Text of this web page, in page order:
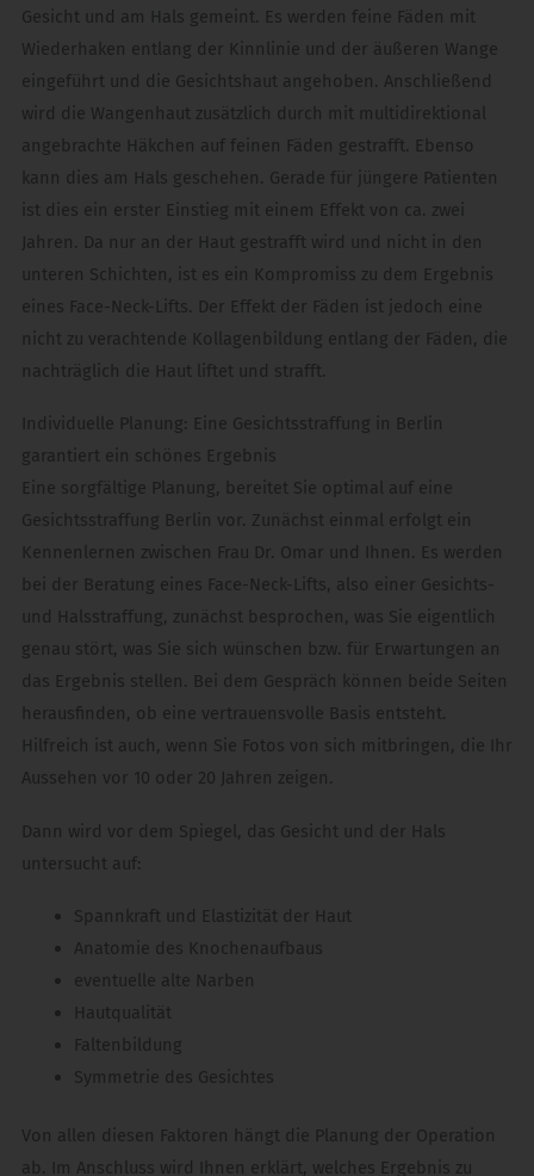
Gesicht und am Hals gemeint. Es werden feine Fäden mit
Wiederhaken entlang der Kinnlinie und der äußeren Wange
eingeführt und die Gesichtshaut angehoben. Anschließend
wird die Wangenhaut zusätzlich durch mit multidirektional
angebrachte Häkchen auf feinen Fäden gestrafft. Ebenso
kann dies am Hals geschehen. Gerade für jüngere Patienten
ist dies ein erster Einstieg mit einem Effekt von ca. zwei
Jahren. Da nur an der Haut gestrafft wird und nicht in den
unteren Schichten, ist es ein Kompromiss zu dem Ergebnis
eines Face-Neck-Lifts. Der Effekt der Fäden ist jedoch eine
nicht zu verachtende Kollagenbildung entlang der Fäden, die
nachträglich die Haut liftet und strafft.
Individuelle Planung: Eine Gesichtsstraffung in Berlin
garantiert ein schönes Ergebnis
Eine sorgfältige Planung, bereitet Sie optimal auf eine
Gesichtsstraffung Berlin vor. Zunächst einmal erfolgt ein
Kennenlernen zwischen Frau Dr. Omar und Ihnen. Es werden
bei der Beratung eines Face-Neck-Lifts, also einer Gesichts-
und Halsstraffung, zunächst besprochen, was Sie eigentlich
genau stört, was Sie sich wünschen bzw. für Erwartungen an
das Ergebnis stellen. Bei dem Gespräch können beide Seiten
herausfinden, ob eine vertrauensvolle Basis entsteht.
Hilfreich ist auch, wenn Sie Fotos von sich mitbringen, die Ihr
Aussehen vor 10 oder 20 Jahren zeigen.
Dann wird vor dem Spiegel, das Gesicht und der Hals
untersucht auf:
Spannkraft und Elastizität der Haut
Anatomie des Knochenaufbaus
eventuelle alte Narben
Hautqualität
Faltenbildung
Symmetrie des Gesichtes
Von allen diesen Faktoren hängt die Planung der Operation
ab. Im Anschluss wird Ihnen erklärt, welches Ergebnis zu